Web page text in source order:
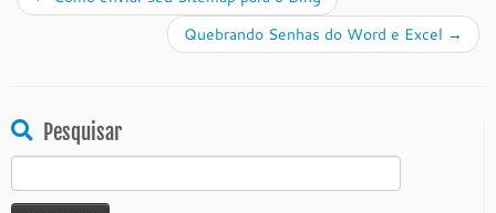
Quebrando Senhas do Word e Excel →
Pesquisar
por: